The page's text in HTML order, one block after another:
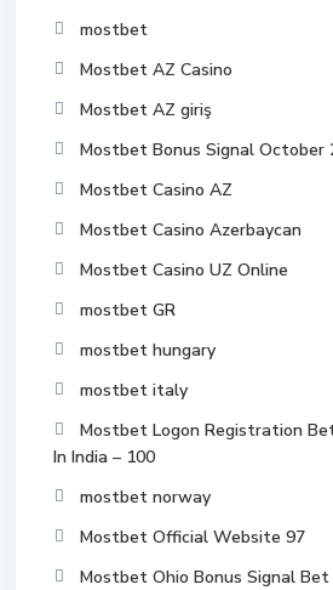
mostbet
Mostbet AZ Casino
Mostbet AZ giriş
Mostbet Bonus Signal October
Mostbet Casino AZ
Mostbet Casino Azerbaycan
Mostbet Casino UZ Online
mostbet GR
mostbet hungary
mostbet italy
Mostbet Logon Registration
In India – 100
mostbet norway
Mostbet Official Website 97
Mostbet Ohio Bonus Signal